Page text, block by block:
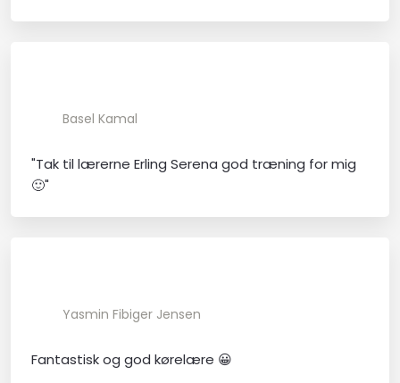
Basel Kamal
"Tak til lærerne Erling Serena god træning for mig
🙂"
Yasmin Fibiger Jensen
Fantastisk og god kørelære 😀